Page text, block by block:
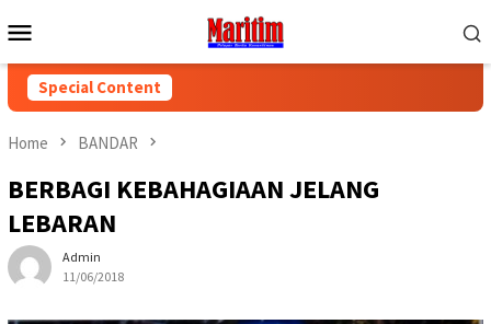
to
Menu
Special Content
Home BANDAR
BERBAGI KEBAHAGIAAN JELANG
LEBARAN
Admin
11/06/2018